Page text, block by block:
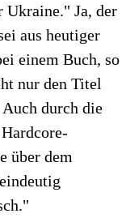
Ukraine." Ja, der
aus heutiger
einem Buch, so
nur den Titel
durch die
über dem